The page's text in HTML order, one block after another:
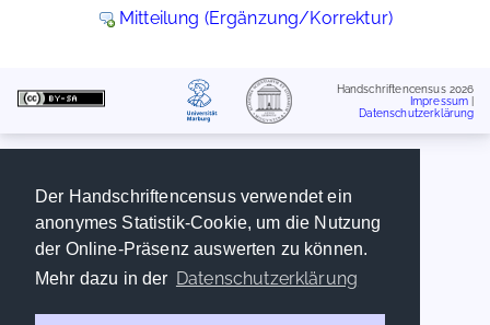
Der Handschriftencensus verwendet ein
anonymes Statistik-Cookie, um die Nutzung
der Online-Präsenz auswerten zu können.
Mehr dazu in der Datenschutzerklärung
Mitteilung (Ergänzung/Korrektur)
Handschriftencensus 2026
Impressum
Datenschutzerklärung